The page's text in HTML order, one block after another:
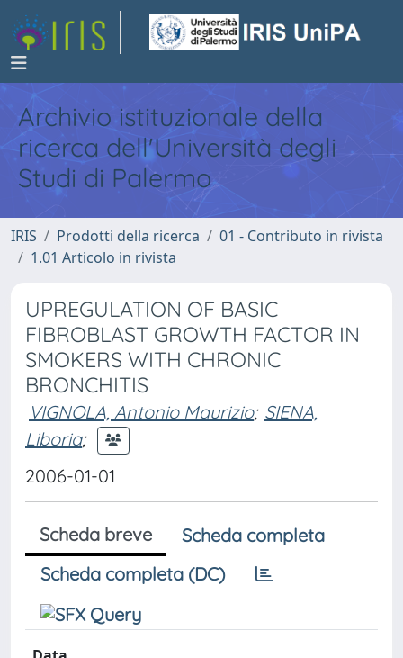
Archivio istituzionale della
ricerca dell'Università degli
Studi di Palermo
IRIS Prodotti della ricerca
01 - Contributo in rivista
1.01 Articolo in rivista
UPREGULATION OF BASIC
FIBROBLAST GROWTH FACTOR IN
SMOKERS WITH CHRONIC
BRONCHITIS
VIGNOLA, Antonio Maurizio; SIENA,
Liboria;
2006-01-01
Scheda breve
Scheda completa
Scheda completa (DC)